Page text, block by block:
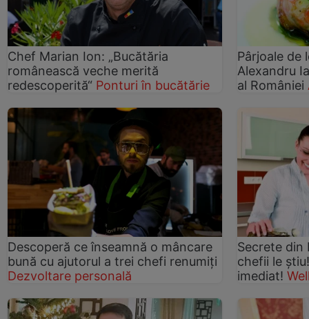
Chef Marian Ion: „Bucătăria
românească veche merită
redescoperită“ Ponturi în bucătărie
Pârjoale de
Alexandru
al României
Descoperă ce înseamnă o mâncare
bună cu ajutorul a trei chefi renumiţi
Dezvoltare personală
Secrete din
chefii le
imediat!